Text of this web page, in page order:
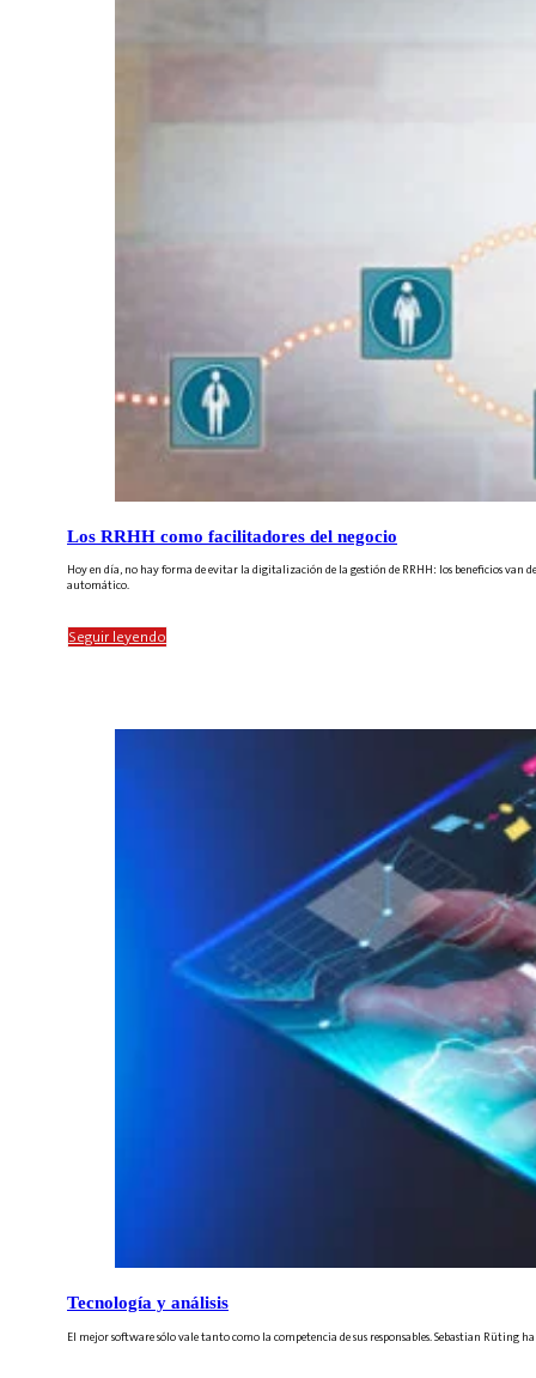
Los RRHH como facilitadores del negocio
Hoy en día, no hay forma de evitar la digitalización de la gestión de RRHH: los beneficios
automático.
Seguir leyendo
Tecnología y análisis
El mejor software sólo vale tanto como la competencia de sus responsables. Sebastian